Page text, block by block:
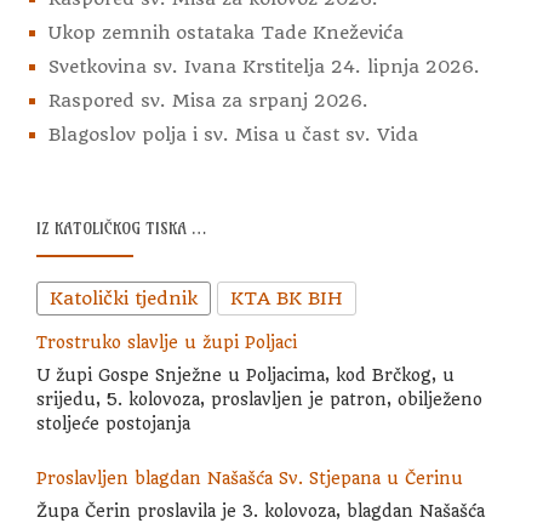
Ukop zemnih ostataka Tade Kneževića
Svetkovina sv. Ivana Krstitelja 24. lipnja 2026.
Raspored sv. Misa za srpanj 2026.
Blagoslov polja i sv. Misa u čast sv. Vida
IZ KATOLIČKOG TISKA …
Katolički tjednik KTA BK BIH
Trostruko slavlje u župi Poljaci
U župi Gospe Snježne u Poljacima, kod Brčkog, u
srijedu, 5. kolovoza, proslavljen je patron, obilježeno
stoljeće postojanja
Proslavljen blagdan Našašća Sv. Stjepana u Čerinu
Župa Čerin proslavila je 3. kolovoza, blagdan Našašća